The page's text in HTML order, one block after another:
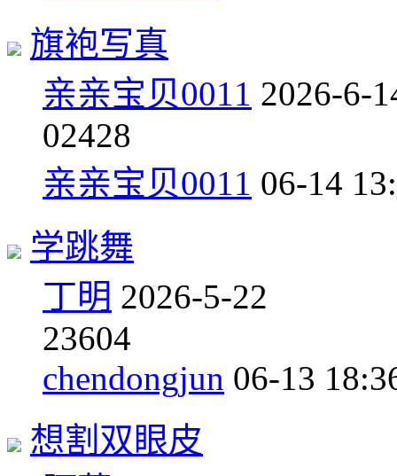
旗袍写真
亲亲宝贝0011 2026-6-
02428
亲亲宝贝0011 06-14
学跳舞
丁明 2026-5-22
23604
chendongjun 06-13
想割双眼皮